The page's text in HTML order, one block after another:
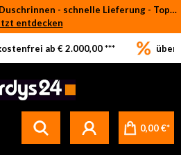
neu: ESS Easy Drain DrainFit Duschrinnen - schnelle Lieferung - Top-Preise
entdecken
Betrifft ausschließlich bei Bestellware-Fliesen: aufgrund der Werksferien in Italien und Spanien kommt es zu Verzögerungen bei der Verladung. Sämtliche Lagerware (sofort verfügbar) sowie alle anderen Produktgruppen versenden wir weiterhin regulär
ab € 2.000,00 *** über
0,00 €*